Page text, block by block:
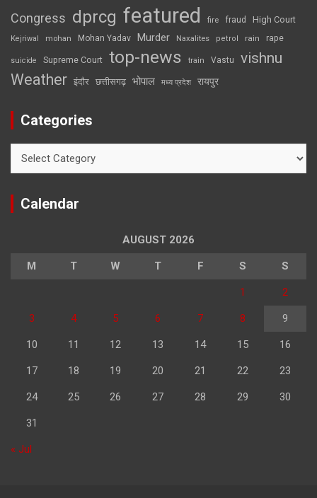
Congress dprcg featured fire fraud High Court
Kejriwal mohan Mohan Yadav Murder Naxalites petrol rain rape
suicide Supreme Court top-news train Vastu vishnu
Weather इंदौर छत्तीसगढ़ भोपाल मध्य प्रदेश रायपुर
Categories
Calendar
AUGUST 2026
M T W T F S S
1 2
3 4 5 6 7 8 9
10 11 12 13 14 15 16
17 18 19 20 21 22 23
24 25 26 27 28 29 30
31
« Jul